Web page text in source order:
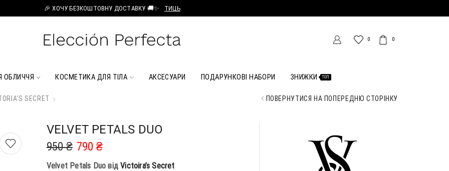
🎉 ХОЧУ БЕЗКОШТОВНУ ДОСТАВКУ 🚚✨ ТИЦЬ
0 0
ОБЛИЧЧЯ КОСМЕТИКА ДЛЯ ТІЛА АКСЕСУАРИ ПОДАРУНКОВІ НАБОРИ ЗНИЖКИ ТОП
SECRET ПОВЕРНУТИСЯ НА ПОПЕРЕДНЮ СТОРІНКУ
VELVET PETALS DUO
950₴ 790 ₴
Velvet Petals DuoвідVictoira’s Secret